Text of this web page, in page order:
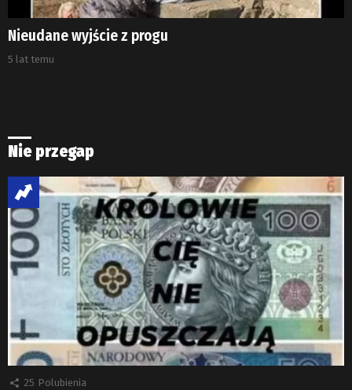
Nieudane wyjście z progu
5 lat temu
Nie przegap
25 Polubienia